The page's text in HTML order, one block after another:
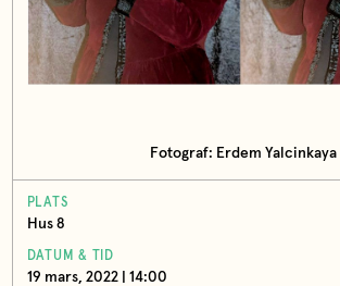
Fotograf: Erdem Yalcinkaya
PLATS
Hus 8
DATUM & TID
19 mars, 2022 | 14:00